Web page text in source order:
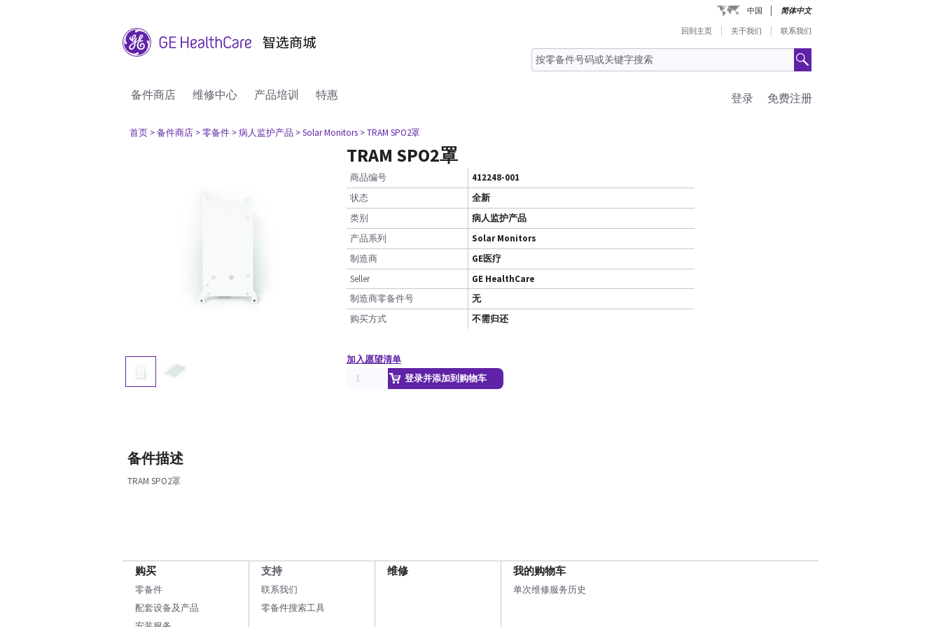
中国 简体中文
回到主页 关于我们 联系我们
备件商店 维修中心 产品培训 特惠 免费注册
登录
首页 > 备件商店 > 零备件 > 病人监护产品 > Solar Monitors > TRAM SPO2罩
TRAM SPO2罩
商品编号
412248-001
状态
全新
类别
病人监护产品
产品系列
Solar Monitors
制造商
GE医疗
Seller
GE HealthCare
制造商零备件号
无
购买方式
不需归还
加入愿望清单
登录并添加到购物车
备件描述
TRAM SPO2罩
购买
零备件
配套设备及产品
支持
联系我们
零备件搜索工具
维修 我的购物车
单次维修服务历史